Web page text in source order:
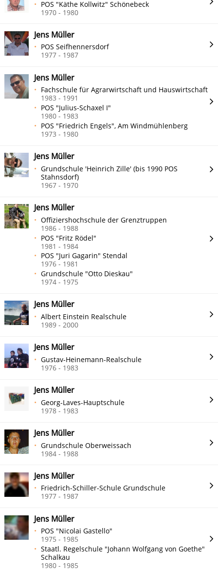
POS "Käthe Kollwitz" Schönebeck
1970 - 1980
Jens Müller
POS Seifhennersdorf
1977 - 1987
Jens Müller
Fachschule für Agrarwirtschaft und Hauswirtschaft
1983 - 1991
POS "Julius-Schaxel I"
1980 - 1983
POS "Friedrich Engels", Am Windmühlenberg
1973 - 1980
Jens Müller
Grundschule 'Heinrich Zille' (bis 1990 POS
Stahnsdorf)
1967 - 1970
Jens Müller
Offiziershochschule der Grenztruppen
1986 - 1988
POS "Fritz Rödel"
1981 - 1984
POS "Juri Gagarin" Stendal
1976 - 1981
Grundschule "Otto Dieskau"
1974 - 1975
Jens Müller
Albert Einstein Realschule
1989 - 2000
Jens Müller
Gustav-Heinemann-Realschule
1976 - 1983
Jens Müller
Georg-Laves-Hauptschule
1978 - 1983
Jens Müller
Grundschule Oberweissach
1984 - 1988
Jens Müller
Friedrich-Schiller-Schule Grundschule
1977 - 1987
Jens Müller
POS "Nicolai Gastello"
1975 - 1985
Staatl. Regelschule "Johann Wolfgang von Goethe"
Schalkau
1980 - 1985